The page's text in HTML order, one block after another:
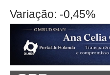
Variação: -0,45%